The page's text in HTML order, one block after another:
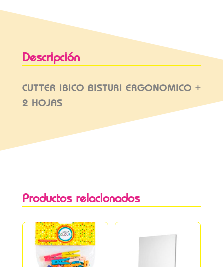
Descripción
CUTTER IBICO BISTURI ERGONOMICO +
2 HOJAS
Productos relacionados